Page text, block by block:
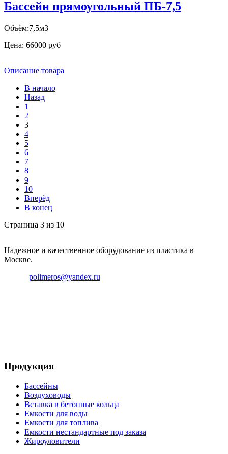
Бассейн прямоугольный ПБ-7,5
Объём:7,5м3
Цена: 66000 руб
Описание товара
В начало
Назад
1
2
3
4
5
6
7
8
9
10
Вперёд
В конец
Страница 3 из 10
Надежное и качественное оборудование из пластика в
Москве.
polimeros@yandex.ru
Продукция
Бассейны
Воздуховоды
Вставка в бетонные кольца
Емкости для воды
Емкости для топлива
Емкости нестандартные под заказа
Жироуловители